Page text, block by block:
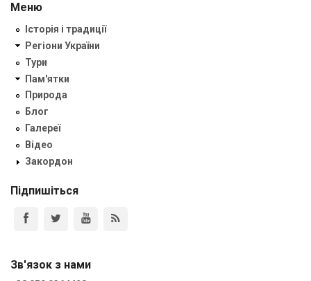
Меню
Історія і традиції
Регіони України
Тури
Пам'ятки
Природа
Блог
Галереї
Відео
Закордон
Підпишіться
Зв'язок з нами